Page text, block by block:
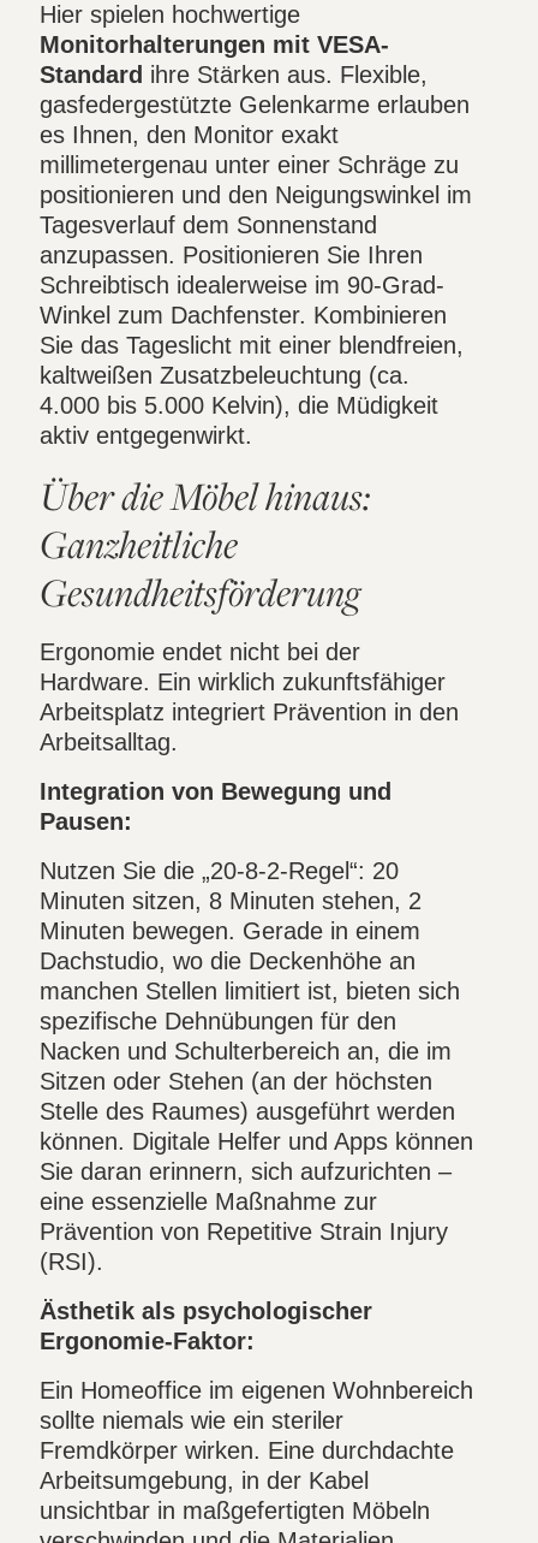
Hier spielen hochwertige
Monitorhalterungen mit VESA-
Standard ihre Stärken aus. Flexible,
gasfedergestützte Gelenkarme erlauben
es Ihnen, den Monitor exakt
millimetergenau unter einer Schräge zu
positionieren und den Neigungswinkel im
Tagesverlauf dem Sonnenstand
anzupassen. Positionieren Sie Ihren
Schreibtisch idealerweise im 90-Grad-
Winkel zum Dachfenster. Kombinieren
Sie das Tageslicht mit einer blendfreien,
kaltweißen Zusatzbeleuchtung (ca.
4.000 bis 5.000 Kelvin), die Müdigkeit
aktiv entgegenwirkt.
Über die Möbel hinaus:
Ganzheitliche
Gesundheitsförderung
Ergonomie endet nicht bei der
Hardware. Ein wirklich zukunftsfähiger
Arbeitsplatz integriert Prävention in den
Arbeitsalltag.
Integration von Bewegung und
Pausen:
Nutzen Sie die „20-8-2-Regel“: 20
Minuten sitzen, 8 Minuten stehen, 2
Minuten bewegen. Gerade in einem
Dachstudio, wo die Deckenhöhe an
manchen Stellen limitiert ist, bieten sich
spezifische Dehnübungen für den
Nacken und Schulterbereich an, die im
Sitzen oder Stehen (an der höchsten
Stelle des Raumes) ausgeführt werden
können. Digitale Helfer und Apps können
Sie daran erinnern, sich aufzurichten –
eine essenzielle Maßnahme zur
Prävention von Repetitive Strain Injury
(RSI).
Ästhetik als psychologischer
Ergonomie-Faktor:
Ein Homeoffice im eigenen Wohnbereich
sollte niemals wie ein steriler
Fremdkörper wirken. Eine durchdachte
Arbeitsumgebung, in der Kabel
unsichtbar in maßgefertigten Möbeln